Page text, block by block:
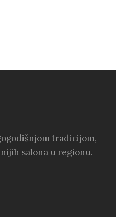
tradicijom,
salona u regionu.